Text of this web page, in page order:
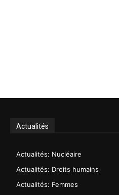
Actualités
Actualités: Nucléaire
Actualités: Droits humains
Actualités: Femmes